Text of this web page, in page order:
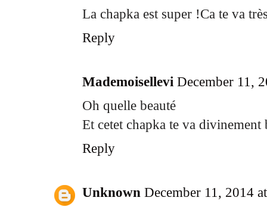
La chapka est super !Ca te va
Reply
Mademoisellevi December 11,
Oh quelle beauté
Et cetet chapka te va divinement
Reply
Unknown December 11, 2014